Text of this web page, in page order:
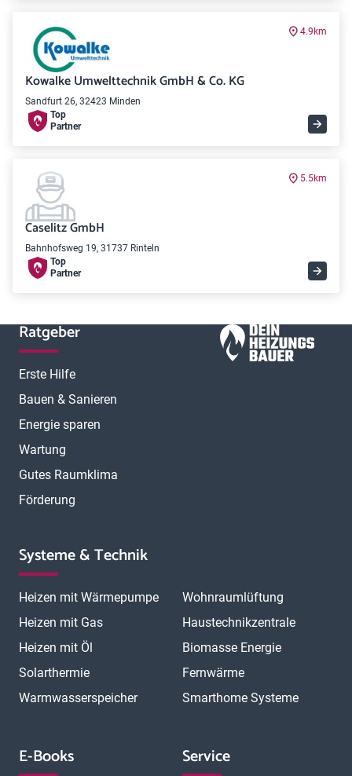
4.9km
Kowalke Umwelttechnik GmbH & Co. KG
Sandfurt 26, 32423 Minden
Top
Partner
5.5km
Caselitz GmbH
Bahnhofsweg 19, 31737 Rinteln
Top
Partner
Ratgeber
Erste Hilfe
Bauen & Sanieren
Energie sparen
Wartung
Gutes Raumklima
Förderung
Systeme & Technik
Heizen mit Wärmepumpe
Heizen mit Gas
Heizen mit Öl
Solarthermie
Warmwasserspeicher
Wohnraumlüftung
Haustechnikzentrale
Biomasse Energie
Fernwärme
Smarthome Systeme
E-Books Service